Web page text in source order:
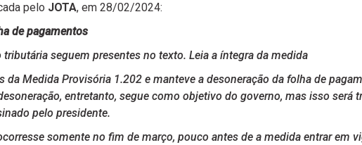
pelo JOTA, em 28/02/2024:
de pagamentos
seguem presentes no texto. Leia a íntegra da medida
Medida Provisória 1.202 e manteve a desoneração da folha de
entretanto, segue como objetivo do governo, mas isso será
pelo presidente.
somente no fim de março, pouco antes de a medida entrar em